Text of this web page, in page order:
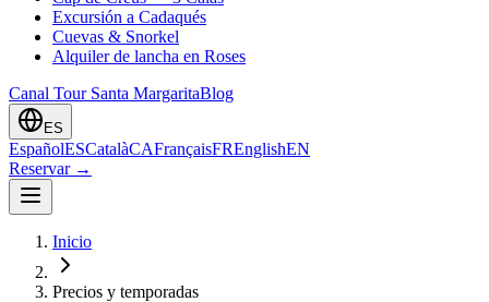
Excursión a Cadaqués
Cuevas & Snorkel
Alquiler de lancha en Roses
Canal Tour Santa MargaritaBlog
ES
EspañolESCatalàCAFrançaisFREnglishEN
Reservar→
Inicio
Precios y temporadas